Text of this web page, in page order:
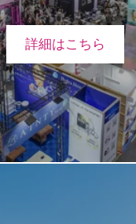
詳細はこちら